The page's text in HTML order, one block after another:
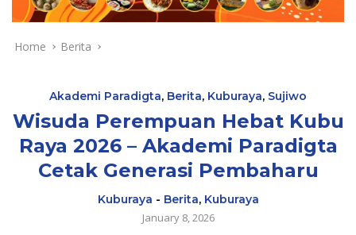
Home Berita
Akademi Paradigta, Berita, Kuburaya, Sujiwo
Wisuda Perempuan Hebat Kubu
Raya 2026 – Akademi Paradigta
Cetak Generasi Pembaharu
Kuburaya - Berita, Kuburaya
January 8, 2026